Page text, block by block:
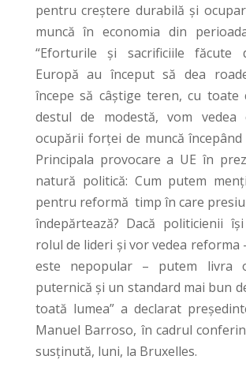
pentru creștere durabilă și
muncă în economia din
“Eforturile şi sacrificiile făcute
Europă au început să dea
începe să câştige teren, cu toate
destul de modestă, vom
ocupării forţei de muncă începând
Principala provocare a UE în
natură politică: Cum putem
pentru reformă timp în care
îndepărtează? Dacă politicienii
rolul de lideri şi vor vedea reforma
este nepopular – putem livra
puternică şi un standard mai bun
toată lumea” a declarat
Manuel Barroso, în cadrul
susţinută, luni, la Bruxelles.